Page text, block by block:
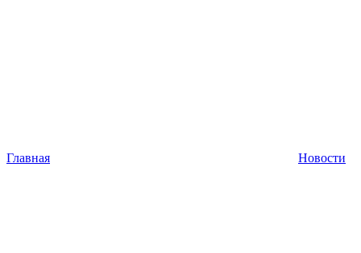
Главная Новости